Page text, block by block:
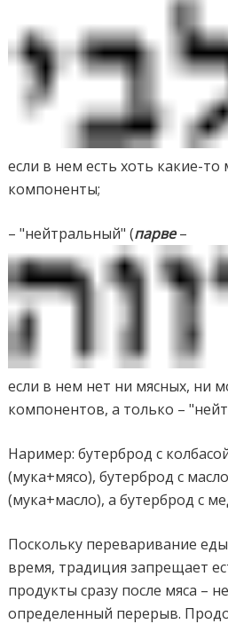
если в нем есть хоть какие-
компоненты;
– "нейтральный" (парве–
если в нем нет ни мясных, ни
компонентов, а только –
Наример: бутерброд с
(мука+мясо), бутерброд с
(мука+масло), а бутерброд с
Поскольку переваривание
время, традиция запрещает
продукты сразу после мяса –
определенный перерыв.